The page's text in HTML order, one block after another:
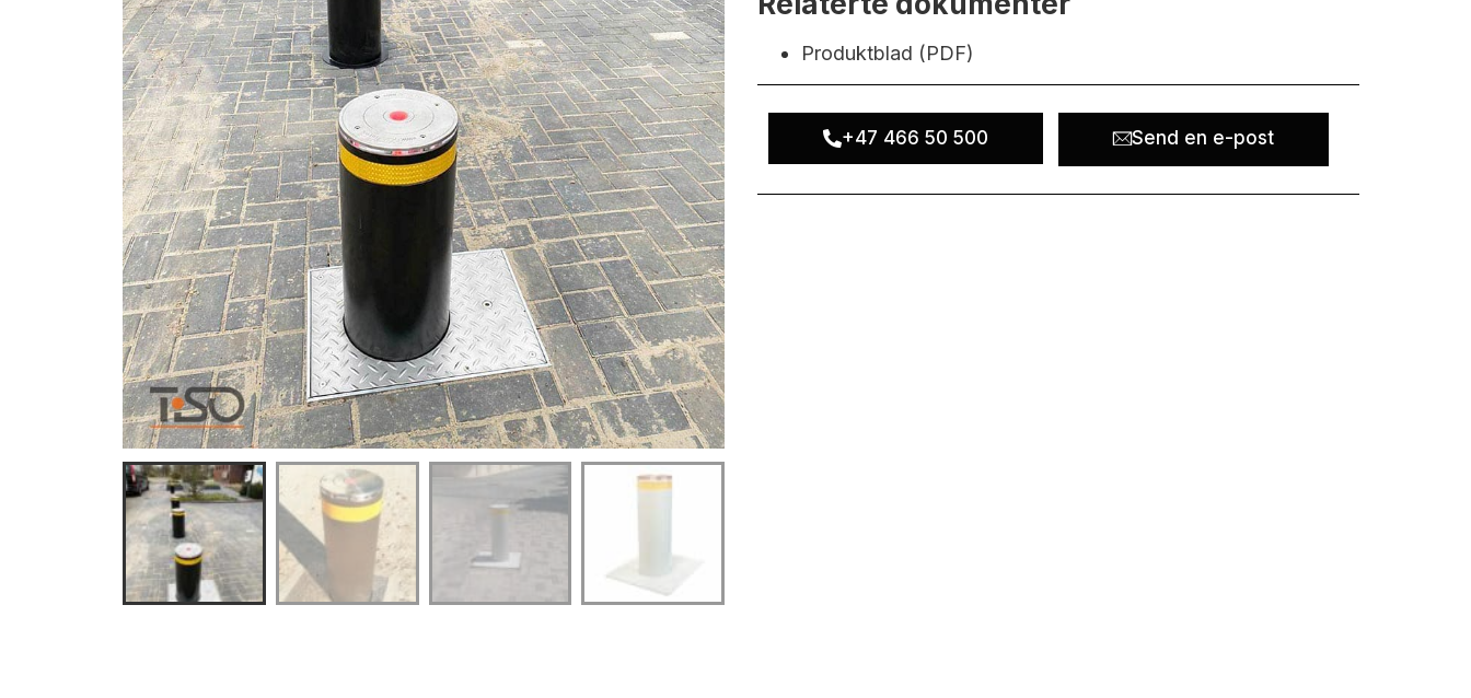
Produktblad (PDF)
+47 466 50 500 Send en e-post